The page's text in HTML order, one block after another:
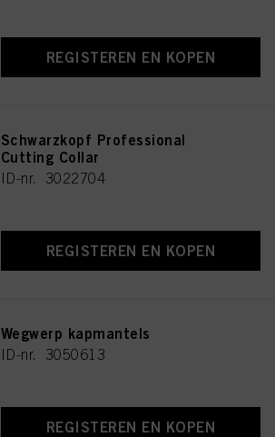
REGISTEREN EN KOPEN
Schwarzkopf Professional
Cutting Collar
ID-nr. 3022704
REGISTEREN EN KOPEN
Wegwerp kapmantels
ID-nr. 3050613
REGISTEREN EN KOPEN